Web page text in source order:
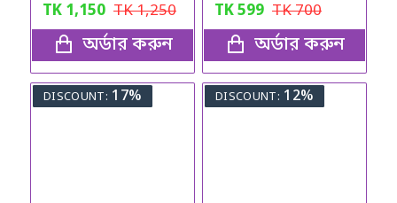
TK 1,150 TK1,250
অর্ডার করুন
TK599 TK700
অর্ডার করুন
DISCOUNT: 17% DISCOUNT: 12%